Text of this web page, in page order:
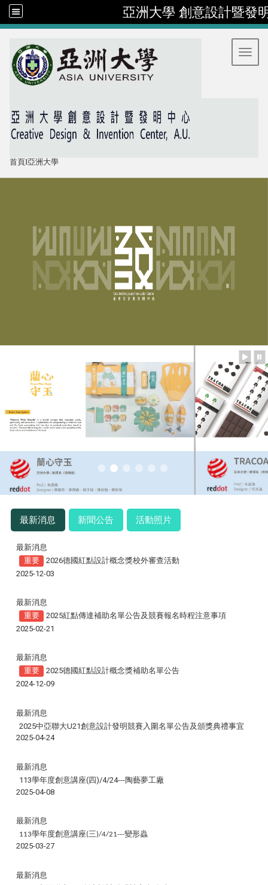
亞洲大學 創意設計暨發
首頁I亞洲大學
最新消息 新聞公告 活動照片
最新消息
重要
2026德國紅點設計概念獎校外審查活動
2025-12-03
最新消息
重要
2025紅點傳達補助名單公告及競賽報名時程注意事項
2025-02-21
最新消息
重要
2025德國紅點設計概念獎補助名單公告
2024-12-09
最新消息
2025中亞聯大U21創意設計發明競賽入圍名單公告及頒獎典禮事宜
2025-04-24
最新消息
113學年度創意講座(四)/4/24---陶藝夢工廠
2025-04-08
最新消息
113學年度創意講座(三)/4/21---變形蟲
2025-03-27
最新消息